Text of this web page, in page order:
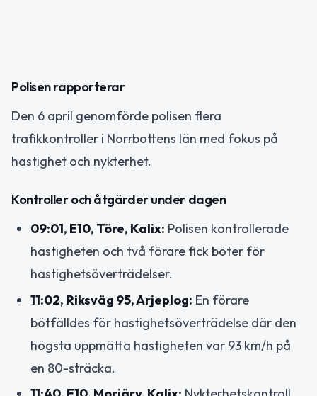
Polisen rapporterar
Den 6 april genomförde polisen flera
trafikkontroller i Norrbottens län med fokus på
hastighet och nykterhet.
Kontroller och åtgärder under dagen
09:01, E10, Töre, Kalix: Polisen kontrollerade
hastigheten och två förare fick böter för
hastighetsöverträdelser.
11:02, Riksväg 95, Arjeplog: En förare
bötfälldes för hastighetsöverträdelse där den
högsta uppmätta hastigheten var 93 km/h på
en 80-sträcka.